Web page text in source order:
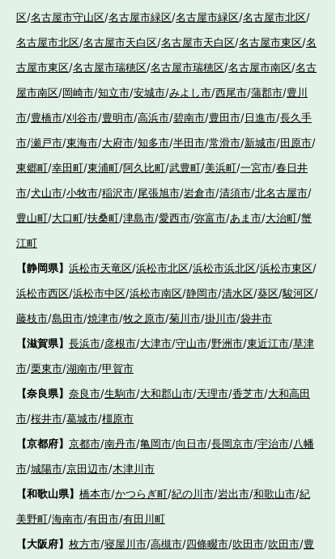
区/名古屋市守山区/名古屋市緑区/名古屋市緑区/名古屋市北区/
名古屋市北区/名古屋市天白区/名古屋市天白区/名古屋市東区/名
古屋市東区/名古屋市瑞穂区/名古屋市瑞穂区/名古屋市南区/名古
屋市南区/岡崎市/知立市/安城市/みよし市/西尾市/蒲郡市/豊川
市/豊橋市/刈谷市/豊明市/高浜市/碧南市/豊田市/日進市/長久手
市/瀬戸市/東海市/大府市/知多市/半田市/常滑市/新城市/田原市/
東郷町/幸田町/東浦町/阿久比町/武豊町/美浜町/一宮市/春日井
市/犬山市/小牧市/稲沢市/尾張旭市/岩倉市/清須市/北名古屋市/
豊山町/大口町/扶桑町/津島市/愛西市/弥富市/あま市/大治町/蟹
江町
【静岡県】 浜松市天竜区/浜松市北区/浜松市浜北区/浜松市東区/
浜松市西区/浜松市中区/浜松市南区/静岡市/清水区/葵区/駿河区/
藤枝市/島田市/焼津市/牧之原市/菊川市/掛川市/袋井市
【滋賀県】 長浜市/彦根市/大津市/守山市/野洲市/東近江市/草津
市/栗東市/湖南市/甲賀市
【奈良県】 奈良市/生駒市/大和郡山市/天理市/香芝市/大和高田
市/桜井市/葛城市/橿原市
【京都府】 京都市/南丹市/亀岡市/向日市/長岡京市/宇治市/八幡
市/城陽市/京田辺市/木津川市
【和歌山県】 橋本市/かつらぎ町/紀の川市/岩出市/和歌山市/紀
美野町/海南市/有田市/有田川町
【大阪府】 枚方市/寝屋川市/高槻市/四條畷市/吹田市/吹田市/豊